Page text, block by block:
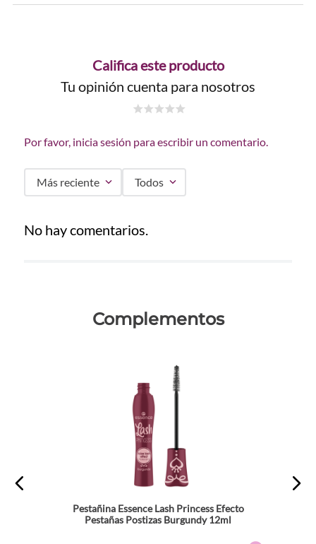
Califica este producto
Tu opinión cuenta para nosotros
Por favor, inicia sesión para escribir un comentario.
Más reciente Todos
No hay comentarios.
Complementos
Pestañina Essence Lash Princess Efecto
Pestañas Postizas Burgundy 12ml